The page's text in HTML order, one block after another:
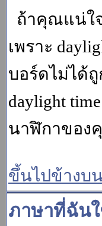
ถ้าคุณแน่ใจ
เพราะ
บอร์ดไม่ได้
daylight
นาฬิกาของ
ขึ้นไปข้างบน
ภาษาที่ฉันใ